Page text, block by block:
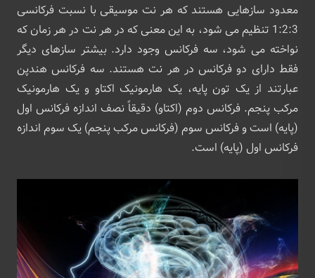
معدود سازهایی هستند که هر نت موسیقی با نسبت فرکانسی
1:2:3 تنظیم می شود، به این معنی که در هر نت در هر زمان که
نواخته می شود، سه فرکانس وجود دارد. بیشتر سازهای دیگر
فقط دارای دو فرکانس در هر نت هستند. سه فرکانس هندپن
عبارتند از یک تون پایه، یک هارمونیک اکتاو و یک هارمونیک
مرکب پنجم. فرکانس دوم (اکتاو) دقیقاً نصف اندازه فرکانس اول
(پایه) است و فرکانس سوم (فرکانس مرکب پنجم) یک سوم اندازه
فرکانس اول (پایه) است.